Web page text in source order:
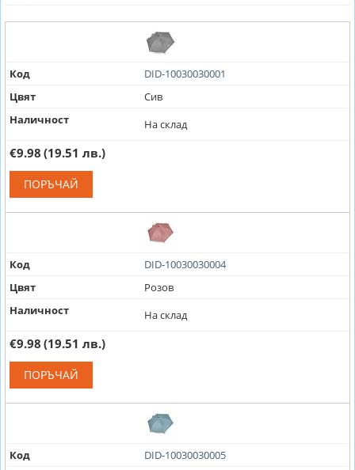
Код
DID-10030030001
Цвят
Сив
Наличност
На склад
€9.98 (19.51 лв.)
ПОРЪЧАЙ
Код
DID-10030030004
Цвят
Розов
Наличност
На склад
€9.98 (19.51 лв.)
ПОРЪЧАЙ
Код
DID-10030030005